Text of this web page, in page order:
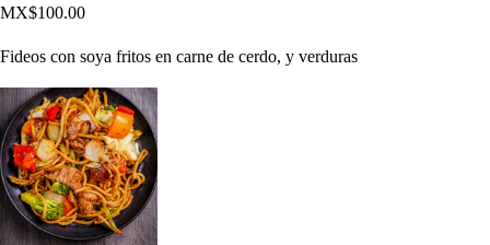
MX$100.00
Fideos con soya fritos en carne de cerdo, y verduras